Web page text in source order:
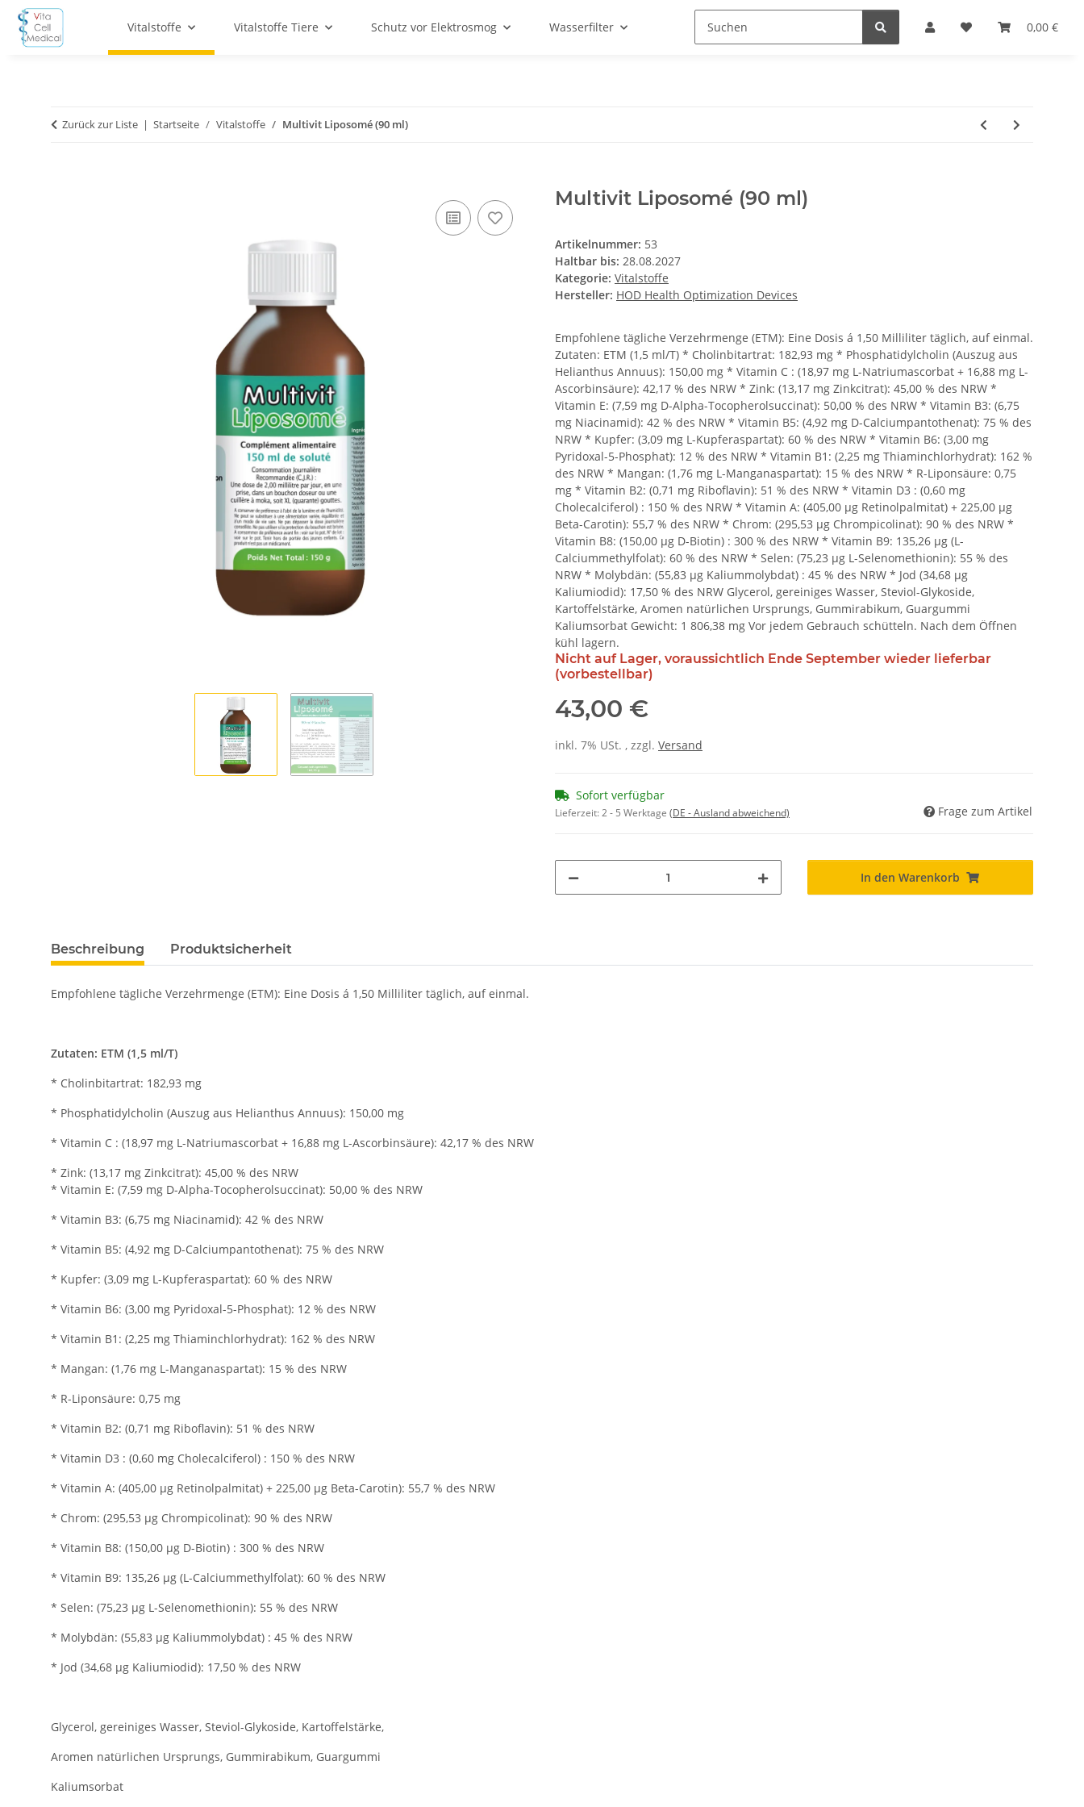
0,00 €
Vitalstoffe Vitalstoffe Tiere Schutz vor Elektrosmog Wasserfilter
Zurück zur Liste Startseite Vitalstoffe Multivit Liposomé (90 ml)
Multivit Liposomé (90 ml)
Artikelnummer: 53
Haltbar bis: 28.08.2027
Kategorie: Vitalstoffe
Hersteller: HOD Health Optimization Devices
Empfohlene tägliche Verzehrmenge (ETM): Eine Dosis á 1,50 Milliliter täglich, auf einmal.
Zutaten: ETM (1,5 ml/T) * Cholinbitartrat: 182,93 mg * Phosphatidylcholin (Auszug aus
Helianthus Annuus): 150,00 mg * Vitamin C : (18,97 mg L-Natriumascorbat + 16,88 mg L-
Ascorbinsäure): 42,17 % des NRW * Zink: (13,17 mg Zinkcitrat): 45,00 % des NRW *
Vitamin E: (7,59 mg D-Alpha-Tocopherolsuccinat): 50,00 % des NRW * Vitamin B3: (6,75
mg Niacinamid): 42 % des NRW * Vitamin B5: (4,92 mg D-Calciumpantothenat): 75 % des
NRW * Kupfer: (3,09 mg L-Kupferaspartat): 60 % des NRW * Vitamin B6: (3,00 mg
Pyridoxal-5-Phosphat): 12 % des NRW * Vitamin B1: (2,25 mg Thiaminchlorhydrat): 162 %
des NRW * Mangan: (1,76 mg L-Manganaspartat): 15 % des NRW * R-Liponsäure: 0,75
mg * Vitamin B2: (0,71 mg Riboflavin): 51 % des NRW * Vitamin D3 : (0,60 mg
Cholecalciferol) : 150 % des NRW * Vitamin A: (405,00 µg Retinolpalmitat) + 225,00 µg
Beta-Carotin): 55,7 % des NRW * Chrom: (295,53 µg Chrompicolinat): 90 % des NRW *
Vitamin B8: (150,00 µg D-Biotin) : 300 % des NRW * Vitamin B9: 135,26 µg (L-
Calciummethylfolat): 60 % des NRW * Selen: (75,23 µg L-Selenomethionin): 55 % des
NRW * Molybdän: (55,83 µg Kaliummolybdat) : 45 % des NRW * Jod (34,68 µg
Kaliumiodid): 17,50 % des NRW Glycerol, gereiniges Wasser, Steviol-Glykoside,
Kartoffelstärke, Aromen natürlichen Ursprungs, Gummirabikum, Guargummi
Kaliumsorbat Gewicht: 1 806,38 mg Vor jedem Gebrauch schütteln. Nach dem Öffnen
kühl lagern.
Nicht auf Lager, voraussichtlich Ende September wieder lieferbar
(vorbestellbar)
43,00 €
inkl. 7% USt. , zzgl. Versand
Sofort verfügbar
Lieferzeit:2 - 5 Werktage (DE - Ausland abweichend) Frage zum Artikel
In den Warenkorb
Beschreibung Produktsicherheit
Empfohlene tägliche Verzehrmenge (ETM): Eine Dosis á 1,50 Milliliter täglich, auf einmal.
Zutaten: ETM (1,5 ml/T)
* Cholinbitartrat: 182,93 mg
* Phosphatidylcholin (Auszug aus Helianthus Annuus): 150,00 mg
* Vitamin C : (18,97 mg L-Natriumascorbat + 16,88 mg L-Ascorbinsäure): 42,17 % des NRW
* Zink: (13,17 mg Zinkcitrat): 45,00 % des NRW
* Vitamin E: (7,59 mg D-Alpha-Tocopherolsuccinat): 50,00 % des NRW
* Vitamin B3: (6,75 mg Niacinamid): 42 % des NRW
* Vitamin B5: (4,92 mg D-Calciumpantothenat): 75 % des NRW
* Kupfer: (3,09 mg L-Kupferaspartat): 60 % des NRW
* Vitamin B6: (3,00 mg Pyridoxal-5-Phosphat): 12 % des NRW
* Vitamin B1: (2,25 mg Thiaminchlorhydrat): 162 % des NRW
* Mangan: (1,76 mg L-Manganaspartat): 15 % des NRW
* R-Liponsäure: 0,75 mg
* Vitamin B2: (0,71 mg Riboflavin): 51 % des NRW
* Vitamin D3 : (0,60 mg Cholecalciferol) : 150 % des NRW
* Vitamin A: (405,00 µg Retinolpalmitat) + 225,00 µg Beta-Carotin): 55,7 % des NRW
* Chrom: (295,53 µg Chrompicolinat): 90 % des NRW
* Vitamin B8: (150,00 µg D-Biotin) : 300 % des NRW
* Vitamin B9: 135,26 µg (L-Calciummethylfolat): 60 % des NRW
* Selen: (75,23 µg L-Selenomethionin): 55 % des NRW
* Molybdän: (55,83 µg Kaliummolybdat) : 45 % des NRW
* Jod (34,68 µg Kaliumiodid): 17,50 % des NRW
Glycerol, gereiniges Wasser, Steviol-Glykoside, Kartoffelstärke,
Aromen natürlichen Ursprungs, Gummirabikum, Guargummi
Kaliumsorbat